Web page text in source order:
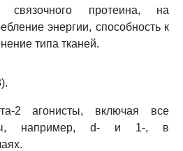
связочного протеина, на
энергии, способность к
типа тканей.
2 агонисты, включая все
например, d- и 1-, в